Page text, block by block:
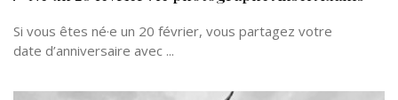
Si vous êtes né·e un 20 février, vous partagez votre
date d’anniversaire avec ...